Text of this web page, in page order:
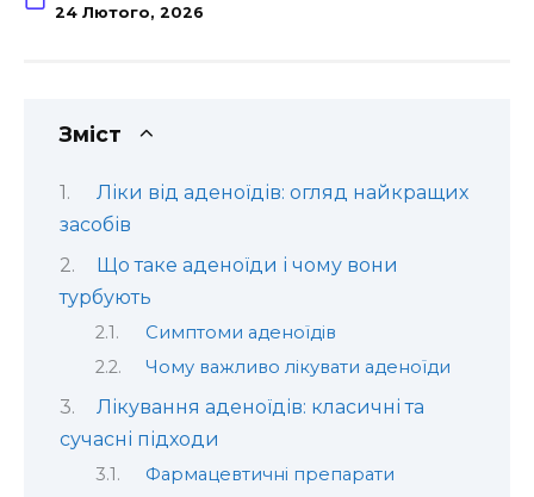
24 Лютого, 2026
Зміст
Ліки від аденоїдів: огляд найкращих
засобів
Що таке аденоїди і чому вони
турбують
Симптоми аденоїдів
Чому важливо лікувати аденоїди
Лікування аденоїдів: класичні та
сучасні підходи
Фармацевтичні препарати